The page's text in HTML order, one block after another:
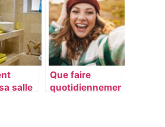
salle
Que faire
quotidiennement